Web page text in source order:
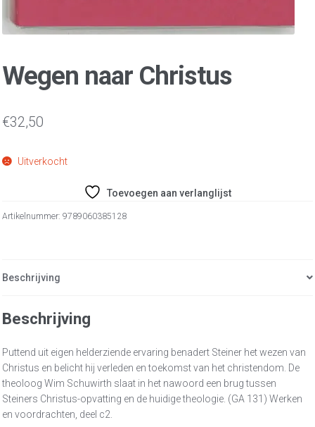
Wegen naar Christus
€32,50
Uitverkocht
Toevoegen aan verlanglijst
Artikelnummer: 9789060385128
Beschrijving
Beschrijving
Puttend uit eigen helderziende ervaring benadert Steiner het wezen van
Christus en belicht hij verleden en toekomst van het christendom. De
theoloog Wim Schuwirth slaat in het nawoord een brug tussen
Steiners Christus-opvatting en de huidige theologie. (GA 131) Werken
en voordrachten, deel c2.